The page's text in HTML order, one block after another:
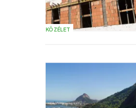
KÖZÉLET